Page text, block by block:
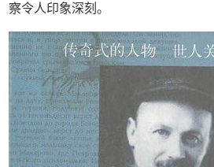
察令人印象深刻。